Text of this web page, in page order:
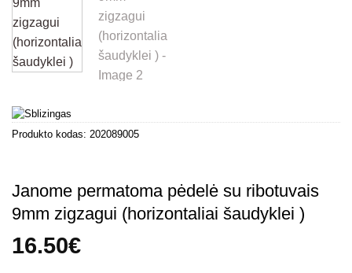
Produkto kodas: 202089005
Janome permatoma pėdelė su ribotuvais
9mm zigzagui (horizontaliai šaudyklei )
16.50€